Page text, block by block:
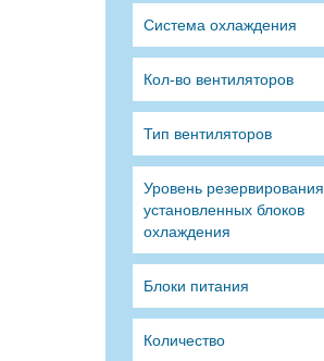
Система охлаждения
Кол-во вентиляторов
Тип вентиляторов
Уровень резервирования
установленных блоков
охлаждения
Блоки питания
Количество